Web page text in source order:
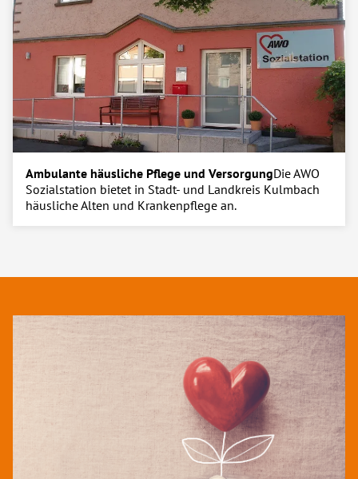
Ambulante häusliche Pflege und VersorgungDie AWO
Sozialstation bietet in Stadt- und Landkreis Kulmbach
häusliche Alten und Krankenpflege an.